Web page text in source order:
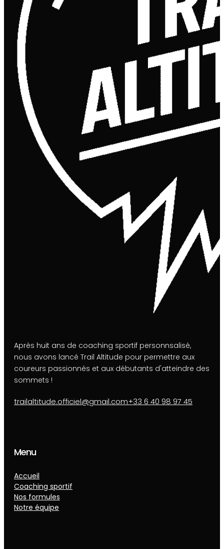
Après huit ans de coaching sportif personnsalisé,
nous avons lancé Trail Altitude pour permettre aux
coureurs passionnés et aux débutants d'atteindre des
sommets !
trailaltitude.officiel@gmail.com+33 6 40 98 97 45
Menu
Accueil
Coaching sportif
Nos formules
Notre équipe